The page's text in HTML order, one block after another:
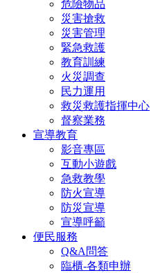
危險物品
災害搶救
災害管理
緊急救護
教育訓練
火災調查
民力運用
救災救護指揮中心
督察業務
宣導教育
影音專區
互動小遊戲
急救教學
防火宣導
防災宣導
宣導呼籲
便民服務
Q&A問答
臨櫃-各類申辦